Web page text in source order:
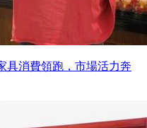
具消費領跑，市場活力奔